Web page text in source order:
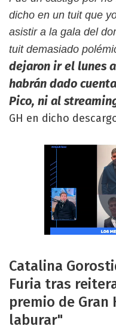
dicho en un tuit que
asistir a la gala del
tuit demasiado
dejaron ir el lunes
habrán dado
Pico, ni al
GH en dicho
Catalina
Furia tras
premio de Gran
laburar"